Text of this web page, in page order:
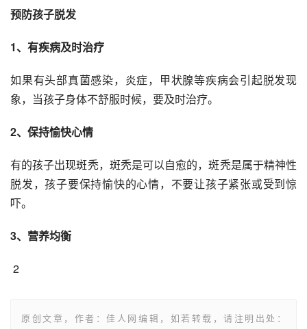
预防孩子脱发
1、有疾病及时治疗
如果有头部真菌感染，炎症，甲状腺等疾病会引起脱发现
象，当孩子身体不舒服时候，要及时治疗。
2、保持愉快心情
有的孩子出现斑秃，斑秃是可以自愈的，斑秃是属于精神性
脱发，孩子要保持愉快的心情，不要让孩子紧张或受到惊
吓。
3、营养均衡
2
原创文章，作者：佳人网编辑，如若转载，请注明出处：